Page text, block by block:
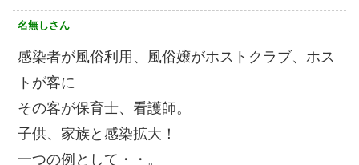
名無しさん
感染者が風俗利用、風俗嬢がホストクラブ、ホス
トが客に
その客が保育士、看護師。
子供、家族と感染拡大！
一つの例として・・。